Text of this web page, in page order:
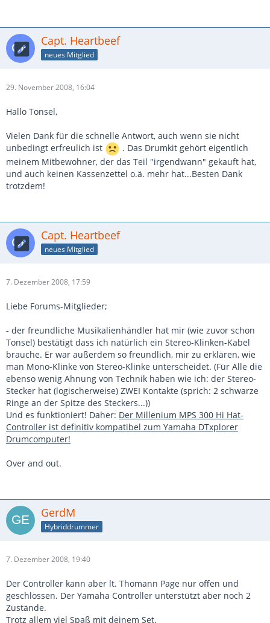
Capt. Heartbeef
neues Mitglied
29. November 2008, 16:04
Hallo Tonsel,
Vielen Dank für die schnelle Antwort, auch wenn sie nicht
unbedingt erfreulich ist
. Das Drumkit gehört eigentlich
meinem Mitbewohner, der das Teil "irgendwann" gekauft hat,
und auch keinen Kassenzettel o.ä. mehr hat...Besten Dank
trotzdem!
Capt. Heartbeef
neues Mitglied
7. Dezember 2008, 17:59
Liebe Forums-Mitglieder;
- der freundliche Musikalienhändler hat mir (wie zuvor schon
Tonsel) bestätigt dass ich natürlich ein Stereo-Klinken-Kabel
brauche. Er war außerdem so freundlich, mir zu erklären, wie
man Mono-Klinke von Stereo-Klinke unterscheidet. (Für Alle die
ebenso wenig Ahnung von Technik haben wie ich: der Stereo-
Stecker hat (logischerweise) ZWEI Kontakte (sprich: 2 schwarze
Ringe an der Spitze des Steckers...))
Und es funktioniert! Daher: Der Millenium MPS 300 Hi Hat-
Controller ist definitiv kompatibel zum Yamaha DTxplorer
Drumcomputer!
Over and out.
GerdM
Hybriddrummer
7. Dezember 2008, 19:40
Der Controller kann aber lt. Thomann Page nur offen und
geschlossen. Der Yamaha Controller unterstützt aber noch 2
Zustände.
Trotz allem viel Spaß mit deinem Set.